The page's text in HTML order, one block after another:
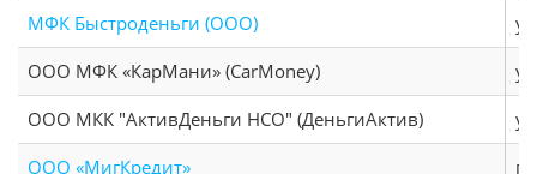
МФК Быстроденьги (ООО)
ООО МФК «КарМани» (CarMoney)
ООО МКК "АктивДеньги НСО" (ДеньгиАктив)
ООО «МигКредит»
г.